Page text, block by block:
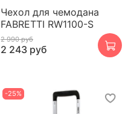
Чехол для чемодана
FABRETTI RW1100-S
2 990 руб
2 243 руб
-25%